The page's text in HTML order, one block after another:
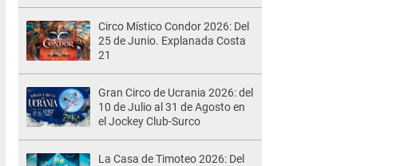
Circo Místico Condor 2026: Del
25 de Junio. Explanada Costa
21
Gran Circo de Ucrania 2026: del
10 de Julio al 31 de Agosto en
el Jockey Club-Surco
La Casa de Timoteo 2026: Del